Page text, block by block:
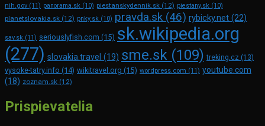
nih.gov (11) panorama.sk (10) piestanskydennik.sk (12) piestany.sk (10)
planetslovakia.sk (12) pnky.sk (10) pravda.sk (46) rybicky.net (22)
sav.sk (11) seriouslyfish.com (15) sk.wikipedia.org
(277) slovakia.travel (19) sme.sk (109) treking.cz (13)
vysoke-tatry.info (14) wikitravel.org (15) wordpress.com (11) youtube.com
(18) zoznam.sk (12)
Prispievatelia